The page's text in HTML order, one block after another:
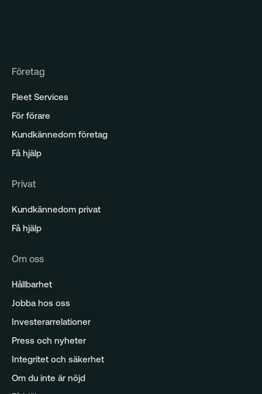
Företag
Fleet Services
För förare
Kundkännedom företag
Få hjälp
Privat
Kundkännedom privat
Få hjälp
Om oss
Hållbarhet
Jobba hos oss
Investerarrelationer
Press och nyheter
Integritet och säkerhet
Om du inte är nöjd